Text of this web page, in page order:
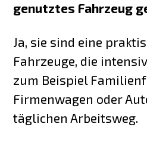
genutztes Fahrzeug
Ja, sie sind eine
Fahrzeuge, die
zum Beispiel
Firmenwagen oder
täglichen Arbeitsweg.